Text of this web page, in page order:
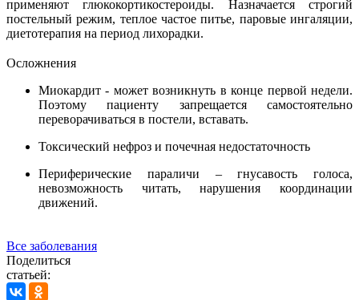
применяют глюкокортикостероиды. Назначается строгий
постельный режим, теплое частое питье, паровые ингаляции,
диетотерапия на период лихорадки.
Осложнения
Миокардит - может возникнуть в конце первой недели.
Поэтому пациенту запрещается самостоятельно
переворачиваться в постели, вставать.
Токсический нефроз и почечная недостаточность
Периферические параличи – гнусавость голоса,
невозможность читать, нарушения координации
движений.
Все заболевания
Поделиться
статьей: